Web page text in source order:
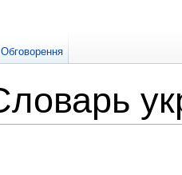
Обговорення